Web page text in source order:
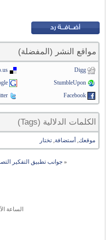
مواقع النشر (المفضلة)
Digg
StumbleUpon
Facebook
الكلمات الدلالية (Tags)
موقعك, أستضافة,تختار
« جوانب تطبيق التفكير
الساعة